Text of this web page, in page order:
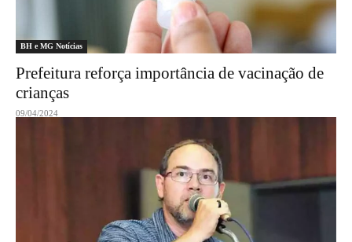
BH e MG Notícias
Prefeitura reforça importância de vacinação de
crianças
09/04/2024